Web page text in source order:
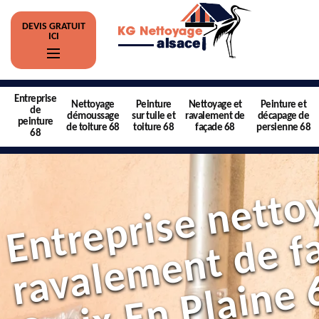
DEVIS GRATUIT
ICI
Entreprise
de
peinture
68
Nettoyage
démoussage
de toiture 68
Peinture
sur tuile et
toiture 68
Nettoyage et
ravalement de
façade 68
Peinture et
décapage de
persienne 68